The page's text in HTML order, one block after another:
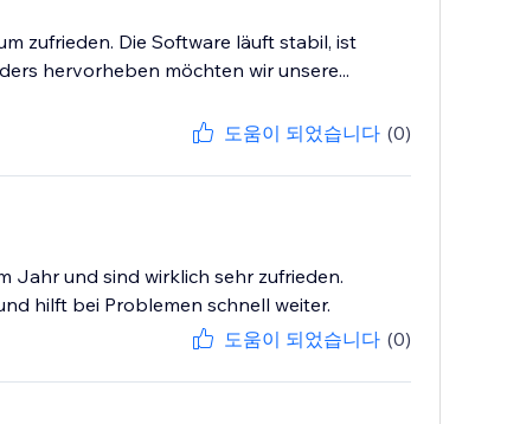
zufrieden. Die Software läuft stabil, ist
hervorheben möchten wir unsere...
도움이 되었습니다 (0)
Jahr und sind wirklich sehr zufrieden.
hilft bei Problemen schnell weiter.
도움이 되었습니다 (0)